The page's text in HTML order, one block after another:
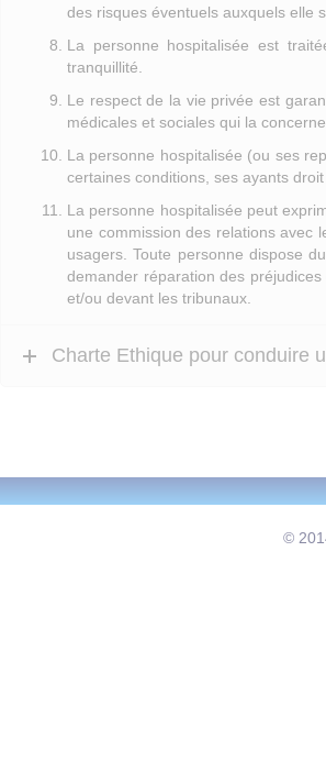
des risques éventuels auxquels elle
La personne hospitalisée est
tranquillité.
Le respect de la vie privée est
médicales et sociales qui la
La personne hospitalisée (ou ses
certaines conditions, ses ayants
La personne hospitalisée peut
une commission des relations avec
usagers. Toute personne dispose
demander réparation des
et/ou devant les tribunaux.
Charte Ethique pour conduire
©